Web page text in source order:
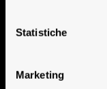
Statistiche
Marketing